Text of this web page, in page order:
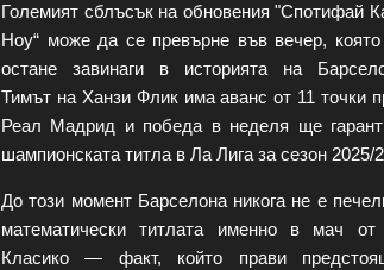
Големият сблъсък на обновения "Спотифай
Ноу“ може да се превърне във вечер,
остане завинаги в историята на
Тимът на Ханзи Флик има аванс от 11 точки
Реал Мадрид и победа в неделя ще
шампионската титла в Ла Лига за сезон 2025/
До този момент Барселона никога не е
математически титлата именно в мач
Класико — факт, който прави